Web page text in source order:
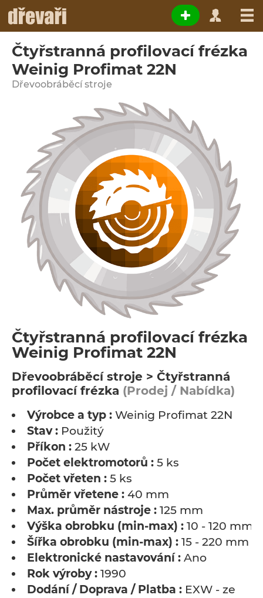
Čtyřstranná profilovací frézka
Weinig Profimat 22N
Dřevoobráběcí stroje
Čtyřstranná profilovací frézka -
Weinig Profimat 22N
Dřevoobráběcí stroje > Čtyřstranná
profilovací frézka (Prodej / Nabídka)
Výrobce a typ : Weinig Profimat 22N
Stav : Použitý
Příkon : 25 kW
Počet elektromotorů : 5 ks
Počet vřeten : 5 ks
Průměr vřetene : 40 mm
Max. průměr nástroje : 125 mm
Výška obrobku (min-max) : 10 - 120 mm
Šířka obrobku (min-max) : 15 - 220 mm
Elektronické nastavování : Ano
Rok výroby : 1990
Dodání / Doprava / Platba : EXW - ze